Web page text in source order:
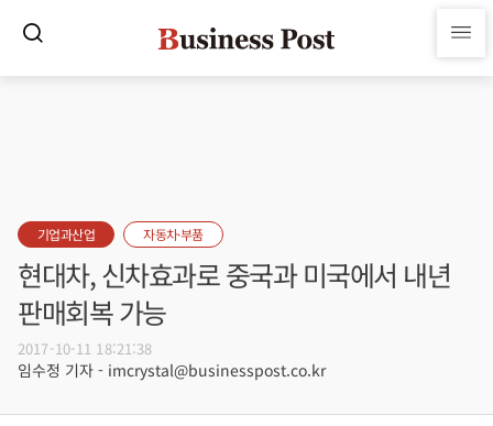
기업과산업 자동차·부품
현대차, 신차효과로 중국과 미국에서 내년
판매회복 가능
2017-10-11 18:21:38
임수정 기자 - imcrystal@businesspost.co.kr